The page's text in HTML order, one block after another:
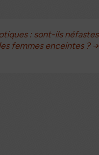
: sont-ils néfastes
femmes enceintes ?→